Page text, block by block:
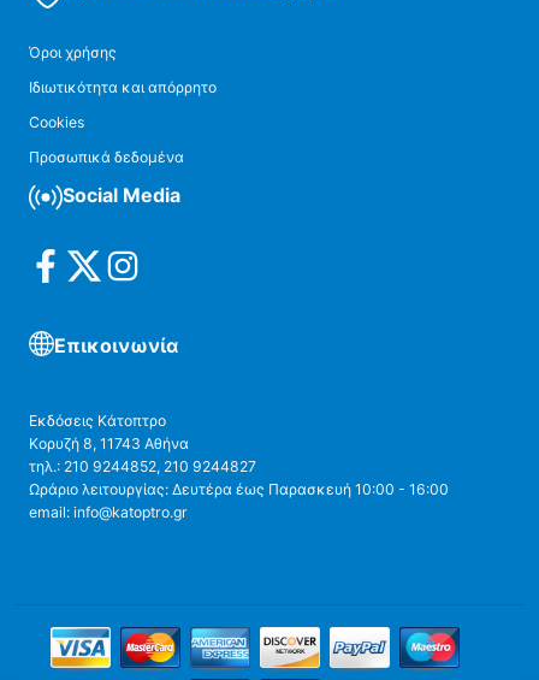
Όροι χρήσης
Ιδιωτικότητα και απόρρητο
Cookies
Προσωπικά δεδομένα
Social Media
Επικοινωνία
Εκδόσεις Κάτοπτρο
Κορυζή 8, 11743 Αθήνα
τηλ.: 210 9244852, 210 9244827
Ωράριο λειτουργίας: Δευτέρα έως Παρασκευή 10:00 - 16:00
email: info@katoptro.gr